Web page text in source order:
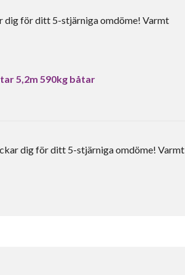
dig för ditt 5-stjärniga omdöme! Varmt
5,2m 590kg båtar
dig för ditt 5-stjärniga omdöme! Varmt